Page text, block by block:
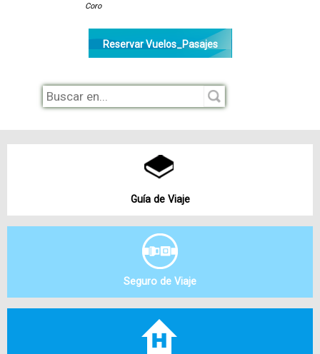
Coro
Reservar Vuelos_Pasajes
Guía de Viaje
Seguro de Viaje